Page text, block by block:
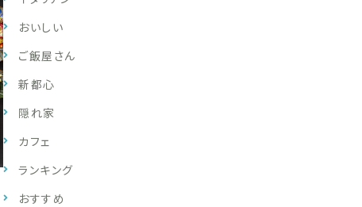
おいしい
ご飯屋さん
新都心
隠れ家
カフェ
ランキング
おすすめ